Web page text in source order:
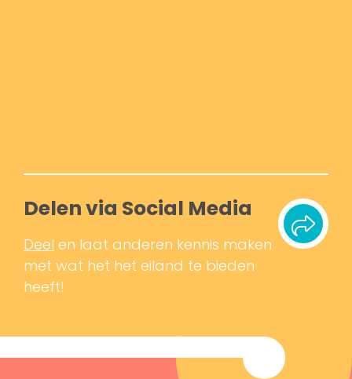
Delen via Social Media
Deel en laat anderen kennis maken
met wat het het eiland te bieden
heeft!